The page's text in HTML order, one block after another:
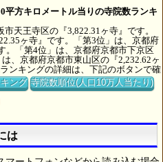
平方キロメートル当りの寺院数ランキ
天王寺区の『3,822.31ヶ寺』です。
ヶ寺』です。「第3位」は、京都府
。「第4位」は、京都府京都市下京区
、京都府京都市東山区の『2,232.62ヶ
ンキングの詳細は、下記のボタンで確
ング 寺院数順位(人口10万人当たり)
は